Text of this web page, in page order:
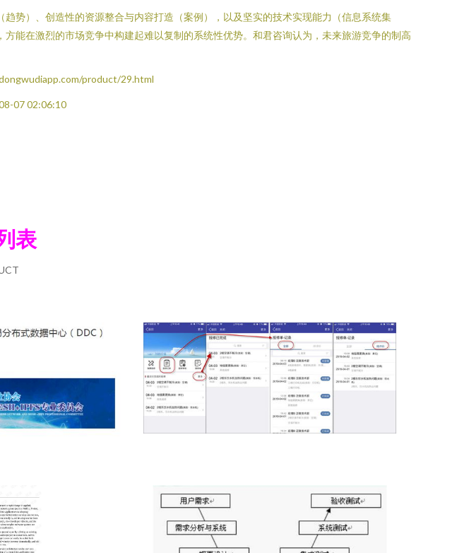
趋势）、创造性的资源整合与内容打造（案例），以及坚实的技术实现能力（信息系统集
能在激烈的市场竞争中构建起难以复制的系统性优势。和君咨询认为，未来旅游竞争的制高
product/29.html
07 02:06:10
表